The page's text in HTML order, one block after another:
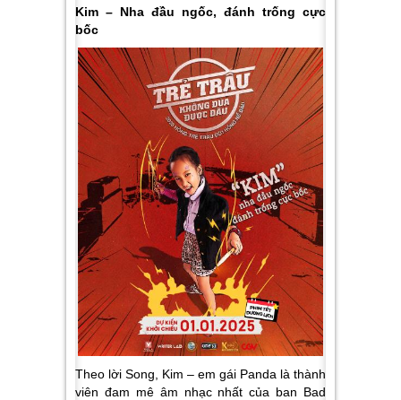
Kim – Nha đầu ngốc, đánh trống cực
bốc
Theo lời Song, Kim – em gái Panda là thành
viên đam mê âm nhạc nhất của ban Bad